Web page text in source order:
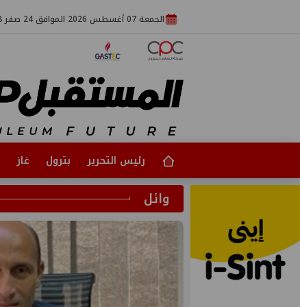
الجمعة 07 أغسطس 2026 الموافق 24 صفر 1448
رئيس التحرير بترول غاز
وائل